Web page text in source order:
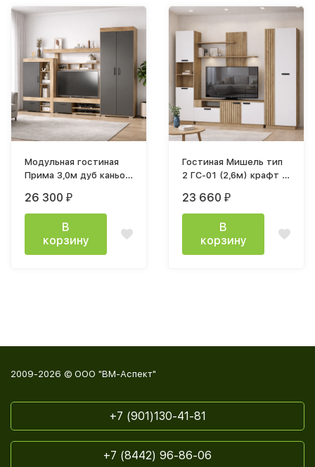
Модульная гостиная
Прима 3,0м дуб каньон
26 300 ₽
В
корзину
Гостиная Мишель тип
2 ГС-01 (2,6м) крафт /
23 660 ₽
В
корзину
2009-2026 © ООО "ВМ-Аспект"
+7 (901)130-41-81
+7 (8442) 96-86-06